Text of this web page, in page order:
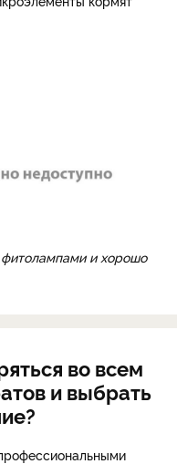
и хорошо
во всем
и выбрать